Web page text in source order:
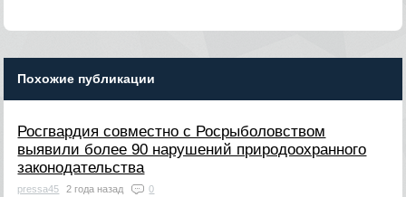
Похожие публикации
Росгвардия совместно с Росрыболовством
выявили более 90 нарушений природоохранного
законодательства
pressa45 2 года назад 0